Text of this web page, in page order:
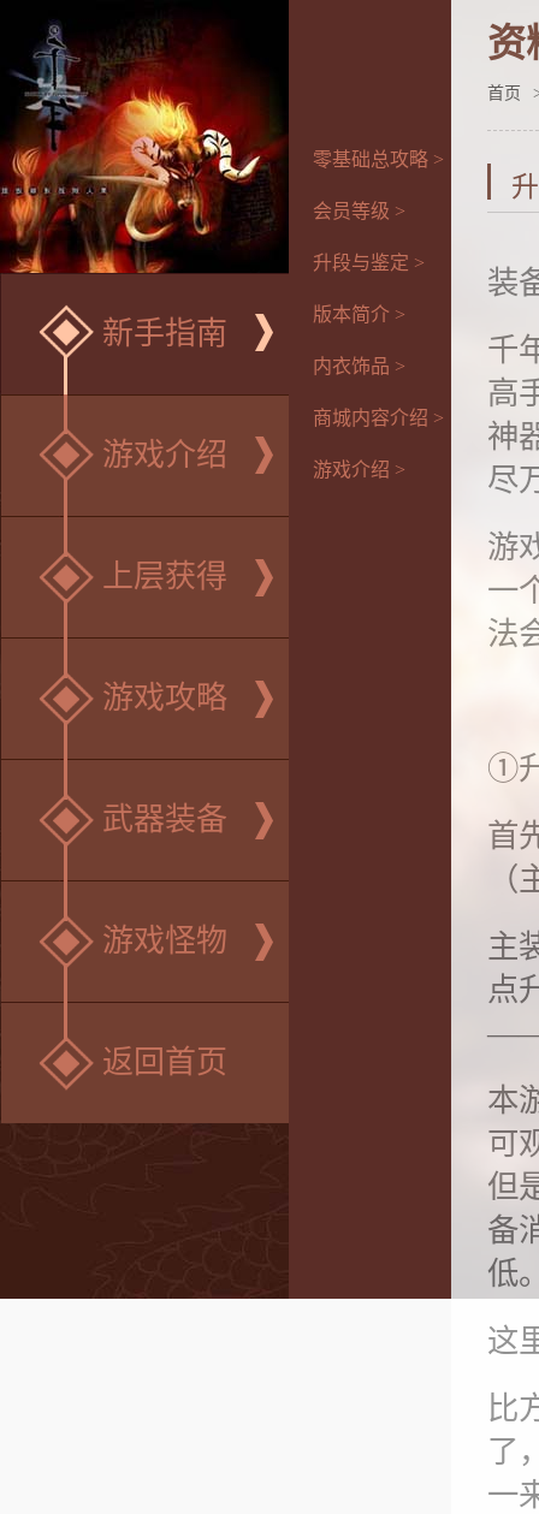
新手指南
游戏介绍
上层获得
游戏攻略
武器装备
游戏怪物
返回首页
零基础总攻略 >
会员等级 >
升段与鉴定 >
版本简介 >
内衣饰品 >
商城内容介绍 >
游戏介绍 >
资
首页
装
千
高
神
尽
游
一
法
①
首
主
点
——
本
可
但
备
低
这
比
了
一